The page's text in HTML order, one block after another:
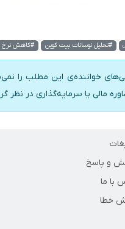
#تحلیل نوسانات بیت کوین #کاهش نرخ
خواننده‌ی این مطلب را
مالی یا سرمایه‌گذاری در نظر
و پاسخ
با ما
خطا